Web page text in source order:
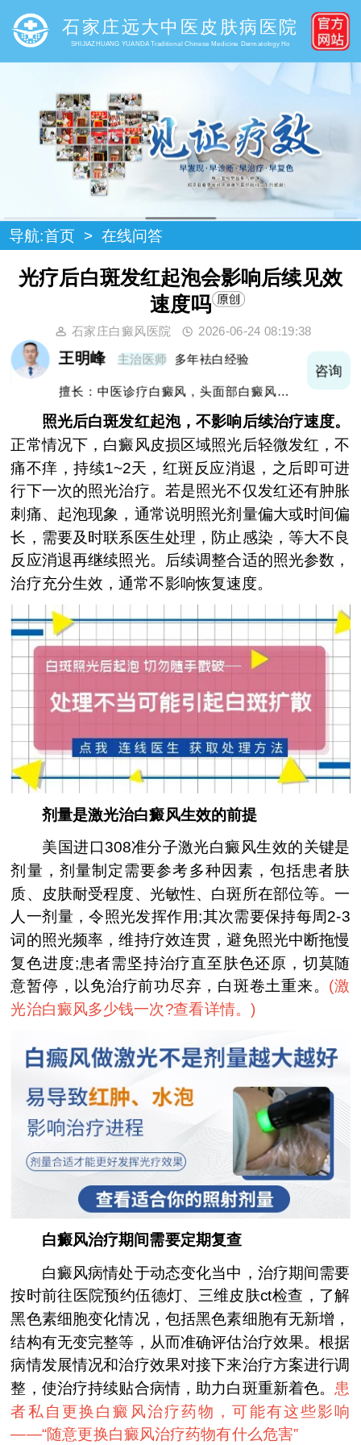
石家庄远大中医皮肤病医院
SHIJIAZHUANG YUANDA Traditional Chinese Medicine Dermatology Ho
导航:首页 > 在线问答
光疗后白斑发红起泡会影响后续见效
速度吗
石家庄白癜风医院 2026-06-24 08:19:38
王明峰 主治医师 多年袪白经验
擅长：中医诊疗白癜风，头面部白癜风，青
咨询
照光后白斑发红起泡，不影响后续治疗速度。
正常情况下，白癜风皮损区域照光后轻微发红，不
痛不痒，持续1~2天，红斑反应消退，之后即可进
行下一次的照光治疗。若是照光不仅发红还有肿胀
刺痛、起泡现象，通常说明照光剂量偏大或时间偏
长，需要及时联系医生处理，防止感染，等大不良
反应消退再继续照光。后续调整合适的照光参数，
治疗充分生效，通常不影响恢复速度。
剂量是激光治白癜风生效的前提
美国进口308准分子激光白癜风生效的关键是
剂量，剂量制定需要参考多种因素，包括患者肤
质、皮肤耐受程度、光敏性、白斑所在部位等。一
人一剂量，令照光发挥作用;其次需要保持每周2-3
词的照光频率，维持疗效连贯，避免照光中断拖慢
复色进度;患者需坚持治疗直至肤色还原，切莫随
意暂停，以免治疗前功尽弃，白斑卷土重来。 (激
光治白癜风多少钱一次?查看详情。 )
白癜风治疗期间需要定期复查
白癜风病情处于动态变化当中，治疗期间需要
按时前往医院预约伍德灯、三维皮肤ct检查，了解
黑色素细胞变化情况，包括黑色素细胞有无新增，
结构有无变完整等，从而准确评估治疗效果。根据
病情发展情况和治疗效果对接下来治疗方案进行调
整，使治疗持续贴合病情，助力白斑重新着色。 患
者私自更换白癜风治疗药物，可能有这些影响
——“随意更换白癜风治疗药物有什么危害”